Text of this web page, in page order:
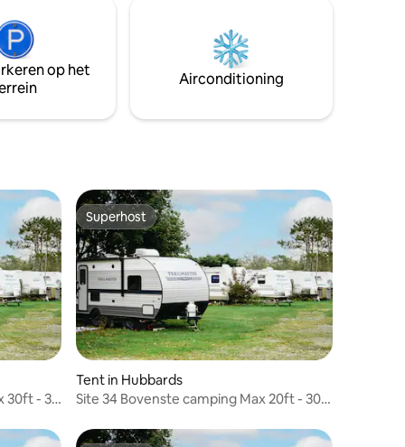
één
in de
tent en er is genoeg stilte om de
zeehonden in de herfst te horen zingen.
Kom kijken wat je niet wist dat je miste.
op het
Airconditioning
30ft - 30
Superhost
Superhost
Tent in Hubbards
Site 34 Bovenste camping Max 20ft - 30